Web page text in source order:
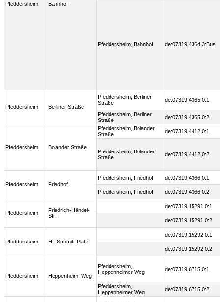
Pfeddersheim Bahnhof
Pfeddersheim, Bahnhof de:07319:4364:3:Bus
Pfeddersheim Berliner Straße
Pfeddersheim, Berliner
Straße
de:07319:4365:0:1
Pfeddersheim, Berliner
Straße
de:07319:4365:0:2
Pfeddersheim Bolander Straße
Pfeddersheim, Bolander
Straße
de:07319:4412:0:1
Pfeddersheim, Bolander
Straße
de:07319:4412:0:2
Pfeddersheim Friedhof
Pfeddersheim, Friedhof de:07319:4366:0:1
Pfeddersheim, Friedhof de:07319:4366:0:2
Pfeddersheim
Friedrich-Händel-
Str.
de:07319:15291:0:1
de:07319:15291:0:2
Pfeddersheim H. -Schmitt-Platz
de:07319:15292:0:1
de:07319:15292:0:2
Pfeddersheim Heppenheim. Weg
Pfeddersheim,
Heppenheimer Weg
de:07319:6715:0:1
Pfeddersheim,
Heppenheimer Weg
de:07319:6715:0:2